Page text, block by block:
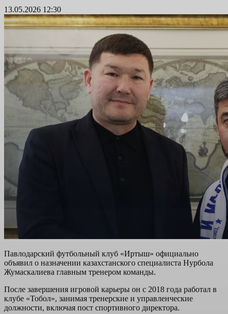
13.05.2026 12:30
Павлодарский футбольный клуб «Иртыш» официально
объявил о назначении казахстанского специалиста Нурбола
Жумаскалиева главным тренером команды.
После завершения игровой карьеры он с 2018 года работал в
клубе «Тобол», занимая тренерские и управленческие
должности, включая пост спортивного директора.